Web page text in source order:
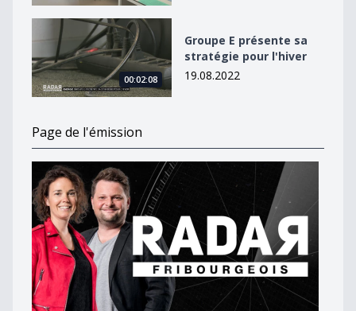
Groupe E présente sa stratégie pour l&#039;hiver
00:02:08
Groupe E présente sa
stratégie pour l'hiver
19.08.2022
Page de l'émission